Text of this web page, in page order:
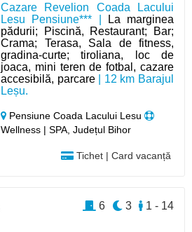
Cazare Revelion Coada Lacului
Lesu Pensiune*** |
La marginea
pădurii; Piscină, Restaurant; Bar;
Crama; Terasa, Sala de fitness,
gradina-curte; tiroliana, loc de
joaca, mini teren de fotbal, cazare
accesibilă, parcare| 12 km Barajul
Leșu.
Pensiune Coada Lacului Lesu
Wellness | SPA, Județul Bihor
Tichet | Card vacanță
1 - 14
3
6